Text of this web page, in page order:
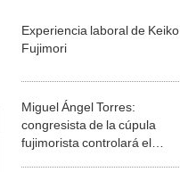
Experiencia laboral de Keiko
Fujimori
Miguel Ángel Torres:
congresista de la cúpula
fujimorista controlará el